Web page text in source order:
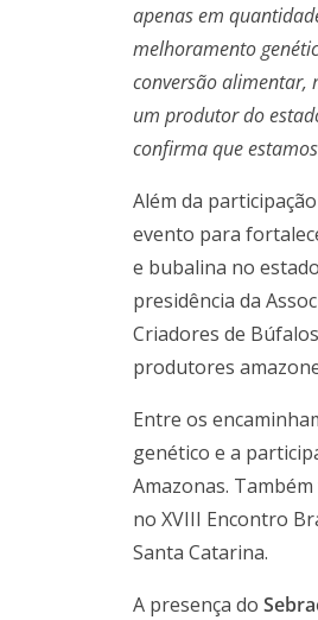
apenas em
melhoramento
conversão alimentar,
um produtor do
confirma que
Além da
evento para
e bubalina no
presidência da
Criadores de
produtores
Entre os
genético e a
Amazonas.
no XVIII Encontro
Santa Catarina.
A presença do